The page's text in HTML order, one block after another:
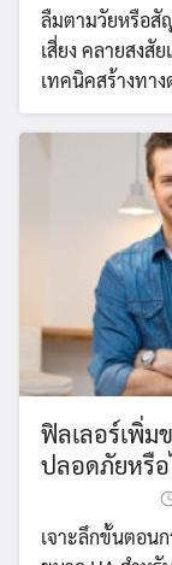
ลืมตามวัยหรือสั
เสี่ยง คลายสงสั
เทคนิคสร้างทา
ฟิลเลอร์เพิ่ม
ปลอดภัยหรือ
เจาะลึกขั้นตอน